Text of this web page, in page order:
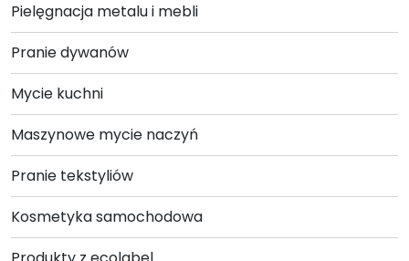
Pielęgnacja metalu i mebli
Pranie dywanów
Mycie kuchni
Maszynowe mycie naczyń
Pranie tekstyliów
Kosmetyka samochodowa